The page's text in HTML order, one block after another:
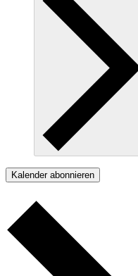
Kalender abonnieren